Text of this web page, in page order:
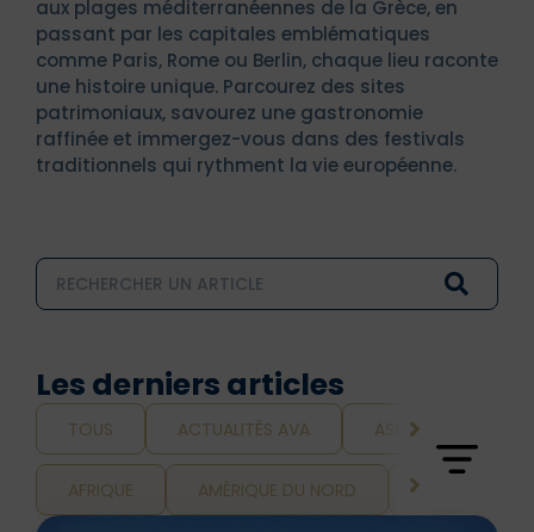
aux plages méditerranéennes de la Grèce, en
passant par les capitales emblématiques
comme Paris, Rome ou Berlin, chaque lieu raconte
une histoire unique. Parcourez des sites
patrimoniaux, savourez une gastronomie
raffinée et immergez-vous dans des festivals
traditionnels qui rythment la vie européenne.
Les derniers articles
TOUS ACTUALITÉS AVA ASSURANCE ET
AFRIQUE AMÉRIQUE DU NORD